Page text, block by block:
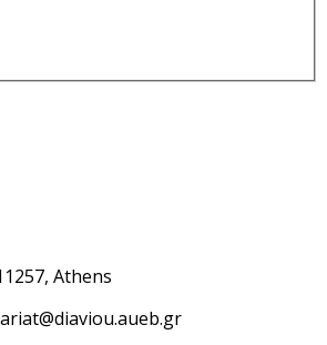
Athens